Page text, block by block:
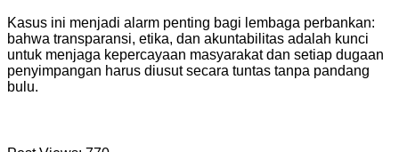
Kasus ini menjadi alarm penting bagi lembaga perbankan:
bahwa transparansi, etika, dan akuntabilitas adalah kunci
untuk menjaga kepercayaan masyarakat dan setiap dugaan
penyimpangan harus diusut secara tuntas tanpa pandang
bulu.